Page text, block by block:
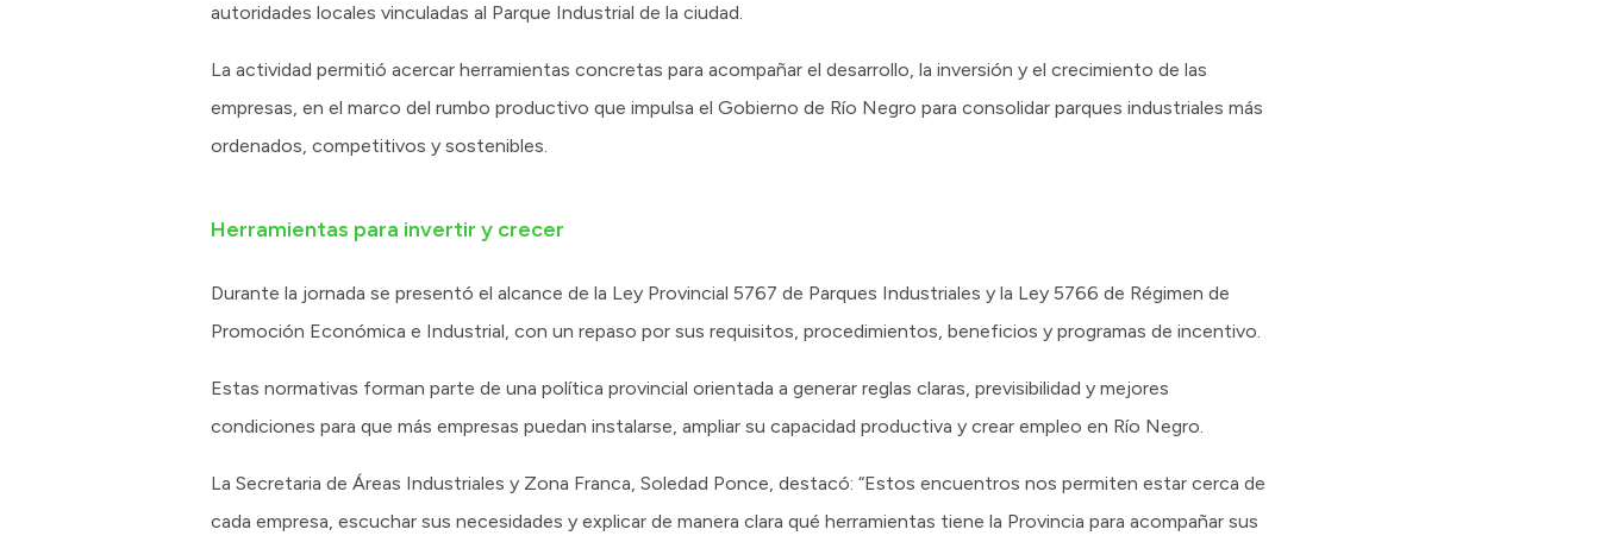
autoridades locales vinculadas al Parque Industrial de la ciudad.
La actividad permitió acercar herramientas concretas para acompañar el desarrollo, la inversión y el crecimiento de las
empresas, en el marco del rumbo productivo que impulsa el Gobierno de Río Negro para consolidar parques industriales más
ordenados, competitivos y sostenibles.
Herramientas para invertir y crecer
Durante la jornada se presentó el alcance de la Ley Provincial 5767 de Parques Industriales y la Ley 5766 de Régimen de
Promoción Económica e Industrial, con un repaso por sus requisitos, procedimientos, beneficios y programas de incentivo.
Estas normativas forman parte de una política provincial orientada a generar reglas claras, previsibilidad y mejores
condiciones para que más empresas puedan instalarse, ampliar su capacidad productiva y crear empleo en Río Negro.
La Secretaria de Áreas Industriales y Zona Franca, Soledad Ponce, destacó: “Estos encuentros nos permiten estar cerca de
cada empresa, escuchar sus necesidades y explicar de manera clara qué herramientas tiene la Provincia para acompañar sus